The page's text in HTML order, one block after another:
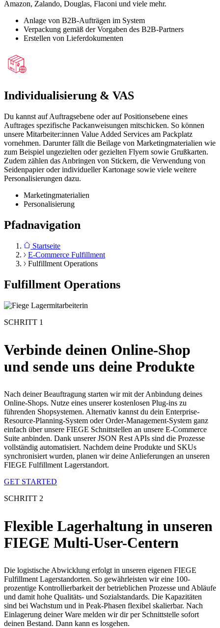
Amazon, Zalando, Douglas, Flaconi und viele mehr.
Anlage von B2B-Aufträgen im System
Verpackung gemäß der Vorgaben des B2B-Partners
Erstellen von Lieferdokumenten
Individualisierung & VAS
Du kannst auf Auftragsebene oder auf Positionsebene eines
Auftrages spezifische Packanweisungen mitschicken. So können
unsere Mitarbeiter:innen Value Added Services am Packplatz
vornehmen. Darunter fällt die Beilage von Marketingmaterialien wie
zum Beispiel ungezielten oder gezielten Flyern sowie Grußkarten.
Zudem zählen das Anbringen von Stickern, die Verwendung von
Seidenpapier oder individueller Kartonage sowie viele weitere
Personalisierungen dazu.
Marketingmaterialien
Personalisierung
Pfadnavigation
Startseite
E-Commerce Fulfillment
Fulfillment Operations
Fulfillment Operations
SCHRITT 1
Verbinde deinen Online-Shop
und sende uns deine Produkte
Nach deiner Beauftragung starten wir mit der Anbindung deines
Online-Shops. Nutze eines unserer kostenlosen Plug-ins zu
führenden Shopsystemen. Alternativ kannst du dein Enterprise-
Resource-Planning-System oder Order-Management-System ganz
einfach über unsere FIEGE Schnittstellen an unsere E-Commerce
Suite anbinden. Dank unserer JSON Rest APIs sind die Prozesse
vollständig automatisiert. Nachdem deine Produkte und SKUs
synchronisiert wurden, planen wir deine Anlieferungen an unseren
FIEGE Fulfillment Lagerstandort.
GET STARTED
SCHRITT 2
Flexible Lagerhaltung in unseren
FIEGE Multi-User-Centern
Die logistische Abwicklung erfolgt in unseren eigenen FIEGE
Fulfillment Lagerstandorten. So gewährleisten wir eine 100-
prozentige Kontrollierbarkeit der betrieblichen Prozesse und Abläufe
und damit hohe Qualitäts- und Sozialstandards. Die Kapazitäten
sind bei Wachstum und in Peak-Phasen flexibel skalierbar. Nach
Einlagerung deiner Ware melden wir dir per Schnittstelle sofort
deinen Bestand. Dann kann es losgehen.